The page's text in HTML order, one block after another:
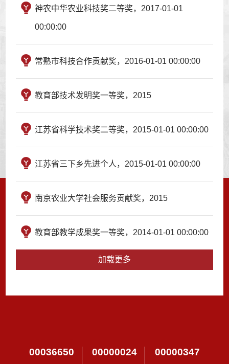
神农中华农业科技奖二等奖，2017-01-01
00:00:00
常熟市科技合作贡献奖，2016-01-01 00:00:00
教育部技术发明奖一等奖，2015
江苏省科学技术奖二等奖，2015-01-01 00:00:00
江苏省三下乡先进个人，2015-01-01 00:00:00
南京农业大学社会服务贡献奖，2015
教育部教学成果奖一等奖，2014-01-01 00:00:00
加载更多
00036650 00000024 00000347